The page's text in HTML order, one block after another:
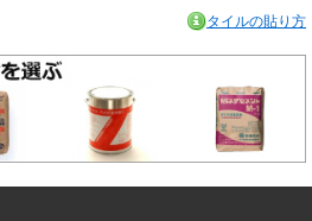
タイルの貼り方